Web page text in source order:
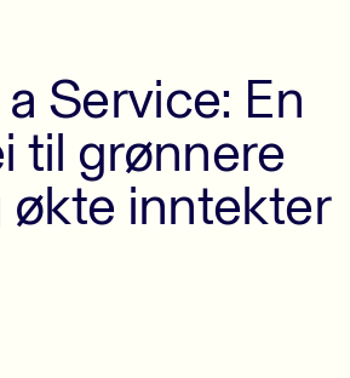
Service: En
til grønnere
økte inntekter